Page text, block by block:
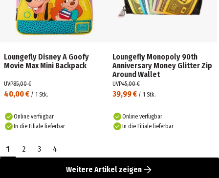
Loungefly Disney A Goofy
Movie Max Mini Backpack
40,00 € / 1 Stk.
UVP85,00 €
Online verfügbar
In die Filiale lieferbar
Loungefly Monopoly 90th
Anniversary Money Glitter Zip
Around Wallet
39,99 € / 1 Stk.
UVP45,00 €
Online verfügbar
In die Filiale lieferbar
1 2 3 4
Weitere Artikel zeigen